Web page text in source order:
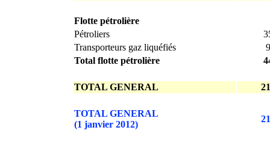
Flotte pétrolière
Pétroliers
Transporteurs gaz liquéfiés
9
Total flotte pétrolière
TOTAL GENERAL
TOTAL GENERAL
(1 janvier 2012)